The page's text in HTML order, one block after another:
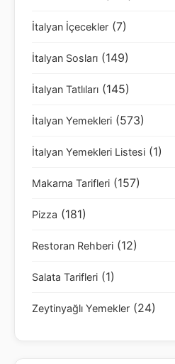
İtalyan İçecekler (7)
İtalyan Sosları (149)
İtalyan Tatlıları (145)
İtalyan Yemekleri (573)
İtalyan Yemekleri Listesi (1)
Makarna Tarifleri (157)
Pizza (181)
Restoran Rehberi (12)
Salata Tarifleri (1)
Zeytinyağlı Yemekler (24)